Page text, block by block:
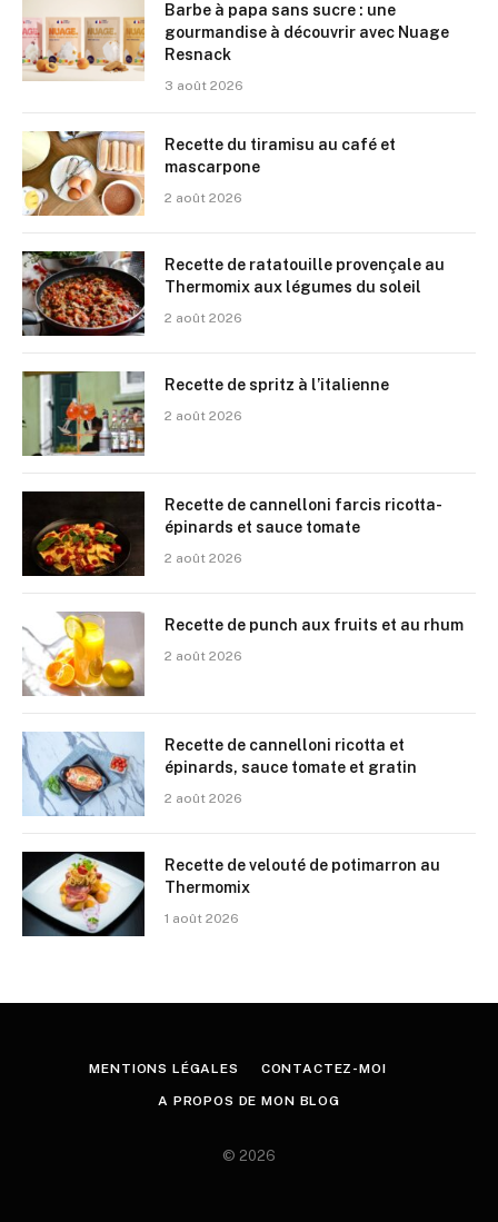
Barbe à papa sans sucre : une
gourmandise à découvrir avec Nuage
Resnack
3 août 2026
Recette du tiramisu au café et
mascarpone
2 août 2026
Recette de ratatouille provençale au
Thermomix aux légumes du soleil
2 août 2026
Recette de spritz à l’italienne
2 août 2026
Recette de cannelloni farcis ricotta-
épinards et sauce tomate
2 août 2026
Recette de punch aux fruits et au rhum
2 août 2026
Recette de cannelloni ricotta et
épinards, sauce tomate et gratin
2 août 2026
Recette de velouté de potimarron au
Thermomix
1 août 2026
MENTIONS LÉGALES CONTACTEZ-MOI
A PROPOS DE MON BLOG
© 2026